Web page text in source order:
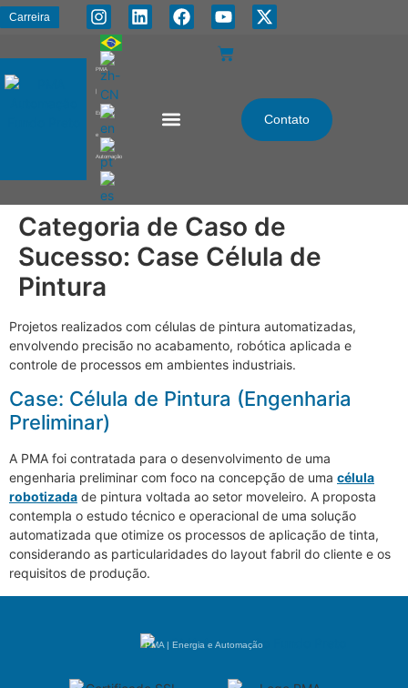
Carreira
PMA
|
Energia
e
Automação
Contato
Categoria de Caso de
Sucesso: Case Célula de
Pintura
Projetos realizados com células de pintura automatizadas,
envolvendo precisão no acabamento, robótica aplicada e
controle de processos em ambientes industriais.
Case: Célula de Pintura (Engenharia
Preliminar)
A PMA foi contratada para o desenvolvimento de uma
engenharia preliminar com foco na concepção de uma célula
robotizada de pintura voltada ao setor moveleiro. A proposta
contempla o estudo técnico e operacional de uma solução
automatizada que otimize os processos de aplicação de tinta,
considerando as particularidades do layout fabril do cliente e os
requisitos de produção.
PMA | Energia e Automação